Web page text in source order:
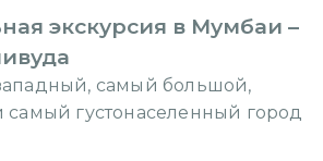
экскурсия в Мумбаи –
самый большой,
самый густонаселенный город